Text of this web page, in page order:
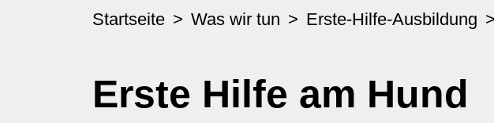
Startseite Was wir tun Erste-Hilfe-Ausbildung
Erste Hilfe am Hund